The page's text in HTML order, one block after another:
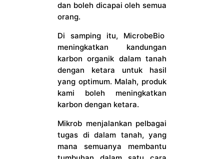
dan boleh dicapai oleh semua
orang.
Di samping itu, MicrobeBio
meningkatkan kandungan
karbon organik dalam tanah
dengan ketara untuk hasil
yang optimum. Malah, produk
kami boleh meningkatkan
karbon dengan ketara.
Mikrob menjalankan pelbagai
tugas di dalam tanah, yang
mana semuanya membantu